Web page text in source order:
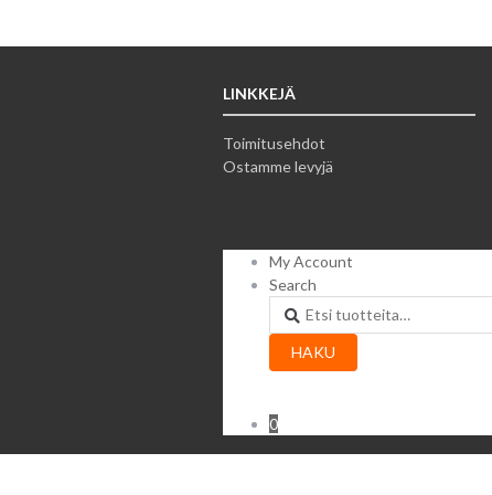
LINKKEJÄ
Toimitusehdot
Ostamme levyjä
My Account
Search
Etsi:
HAKU
0